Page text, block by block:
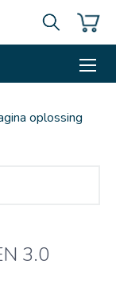
oplossing
3.0